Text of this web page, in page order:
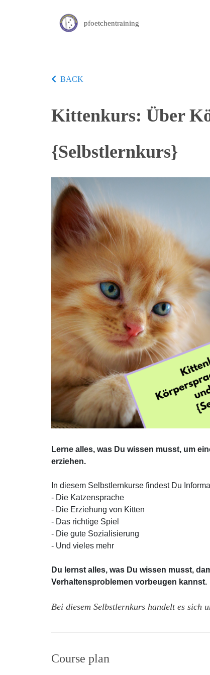
pfoetchentraining
BACK
Kittenkurs: Über
{Selbstlernkurs}
Lerne alles, was Du wissen musst, um
erziehen.
In diesem Selbstlernkurse findest Du
- Die Katzensprache
- Die Erziehung von Kitten
- Das richtige Spiel
- Die gute Sozialisierung
- Und vieles mehr
Du lernst alles, was Du wissen musst,
Verhaltensproblemen vorbeugen kannst.
Bei diesem Selbstlernkurs handelt es sich
Course plan